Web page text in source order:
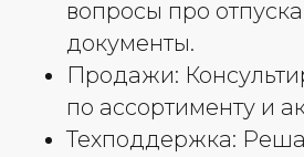
вопросы про
документы.
Продажи:
по ассортименту и
Техподдержка: